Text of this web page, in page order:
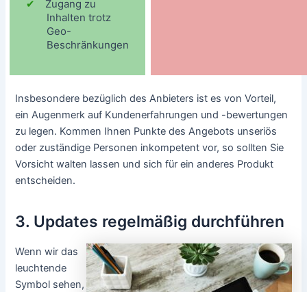
Zugang zu
Inhalten trotz
Geo-
Beschränkungen
Insbesondere bezüglich des Anbieters ist es von Vorteil,
ein Augenmerk auf Kundenerfahrungen und -bewertungen
zu legen. Kommen Ihnen Punkte des Angebots unseriös
oder zuständige Personen inkompetent vor, so sollten Sie
Vorsicht walten lassen und sich für ein anderes Produkt
entscheiden.
3. Updates regelmäßig durchführen
Wenn wir das
leuchtende
Symbol sehen,